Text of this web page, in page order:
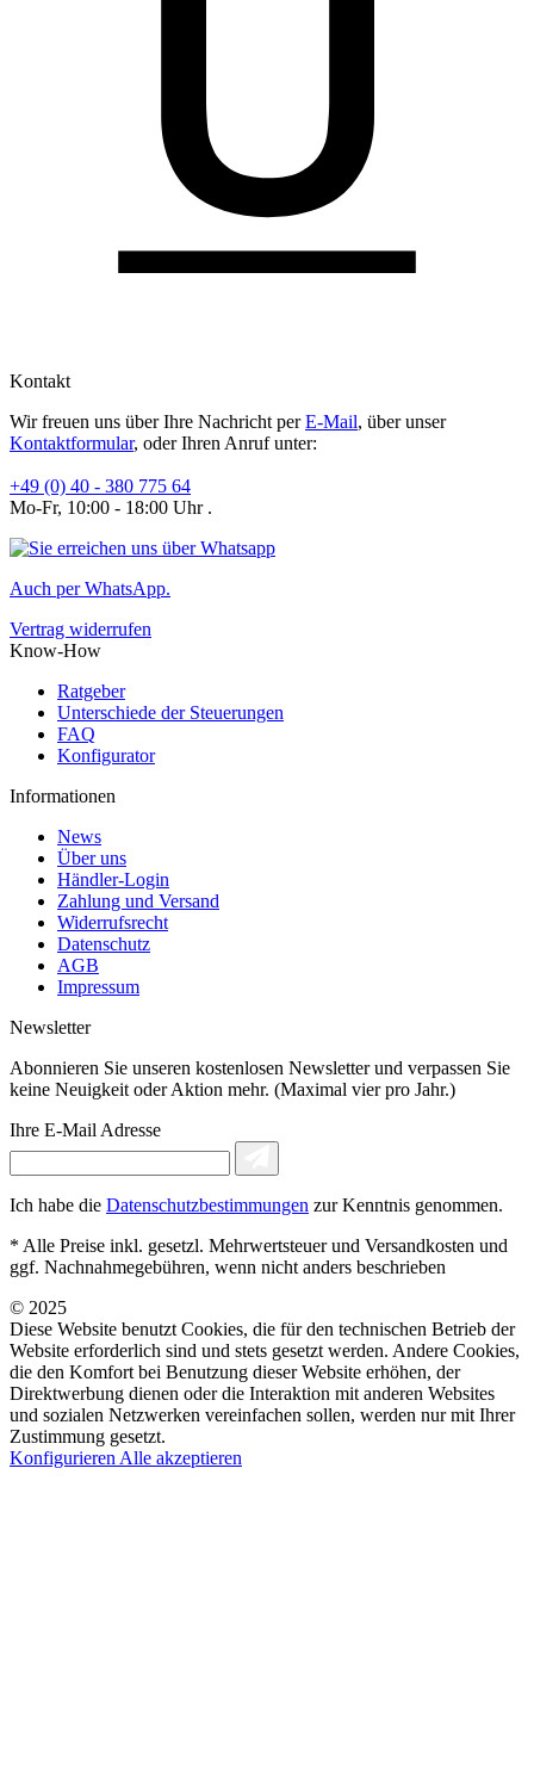
Kontakt
Wir freuen uns über Ihre Nachricht perE-Mail, über unser
Kontaktformular, oder Ihren Anruf unter:
+49 (0) 40 - 380 775 64
Mo-Fr, 10:00 - 18:00 Uhr .
Auch per WhatsApp.
Vertrag widerrufen
Know-How
Ratgeber
Unterschiede der Steuerungen
FAQ
Konfigurator
Informationen
News
Über uns
Händler-Login
Zahlung und Versand
Widerrufsrecht
Datenschutz
AGB
Impressum
Newsletter
Abonnieren Sie unseren kostenlosen Newsletter und verpassen Sie
keine Neuigkeit oder Aktion mehr. (Maximal vier pro Jahr.)
Ihre E-Mail Adresse
Ich habe die Datenschutzbestimmungen zur Kenntnis genommen.
* Alle Preise inkl. gesetzl. Mehrwertsteuer und Versandkosten und
ggf. Nachnahmegebühren, wenn nicht anders beschrieben
© 2025
Diese Website benutzt Cookies, die für den technischen Betrieb der
Website erforderlich sind und stets gesetzt werden. Andere Cookies,
die den Komfort bei Benutzung dieser Website erhöhen, der
Direktwerbung dienen oder die Interaktion mit anderen Websites
und sozialen Netzwerken vereinfachen sollen, werden nur mit Ihrer
Zustimmung gesetzt.
Konfigurieren Alle akzeptieren